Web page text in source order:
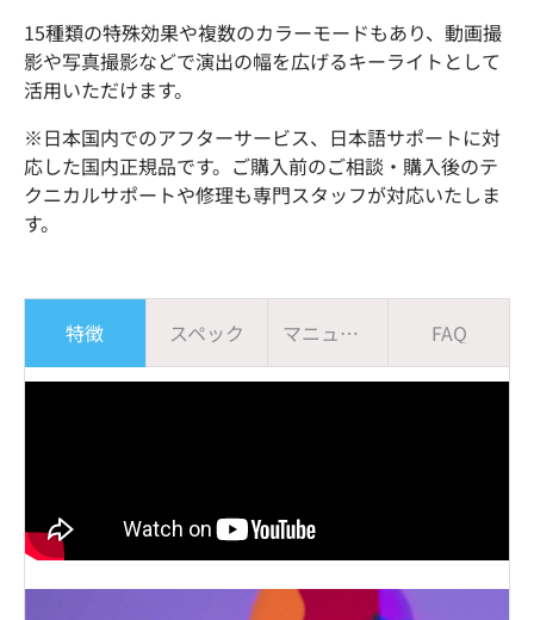
15種類の特殊効果や複数のカラーモードもあり、動画撮
影や写真撮影などで演出の幅を広げるキーライトとして
活用いただけます。
※日本国内でのアフターサービス、日本語サポートに対
応した国内正規品です。ご購入前のご相談・購入後のテ
クニカルサポートや修理も専門スタッフが対応いたしま
す。
特徴 スペック マニュアル FAQ